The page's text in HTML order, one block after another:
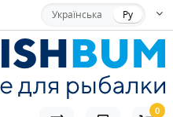
Українська Ру
0